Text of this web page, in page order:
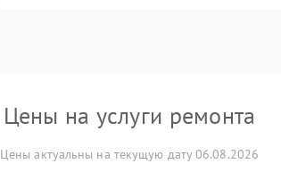
Цены на услуги ремонта
Цены актуальны на текущую дату 06.08.2026